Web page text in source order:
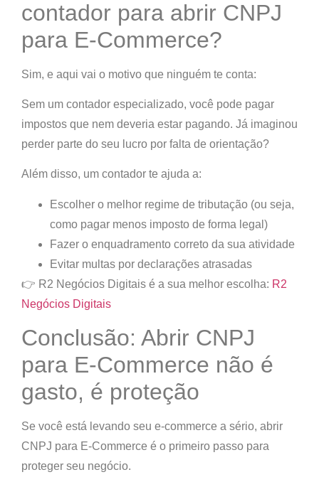
contador para abrir CNPJ
para E-Commerce?
Sim, e aqui vai o motivo que ninguém te conta:
Sem um contador especializado, você pode pagar
impostos que nem deveria estar pagando. Já imaginou
perder parte do seu lucro por falta de orientação?
Além disso, um contador te ajuda a:
Escolher o melhor regime de tributação (ou seja,
como pagar menos imposto de forma legal)
Fazer o enquadramento correto da sua atividade
Evitar multas por declarações atrasadas
👉 R2 Negócios Digitais é a sua melhor escolha: R2
Negócios Digitais
Conclusão: Abrir CNPJ
para E-Commerce não é
gasto, é proteção
Se você está levando seu e-commerce a sério, abrir
CNPJ para E-Commerce é o primeiro passo para
proteger seu negócio.